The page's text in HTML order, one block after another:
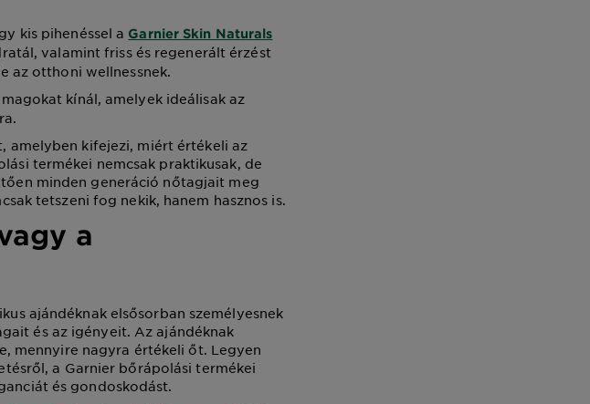
kis pihenéssel a Garnier Skin Naturals
valamint friss és regenerált érzést
az otthoni wellnessnek.
kínál, amelyek ideálisak az
amelyben kifejezi, miért értékeli az
termékei nemcsak praktikusak, de
minden generáció nőtagjait meg
tetszeni fog nekik, hanem hasznos is.
a
ajándéknak elsősorban személyesnek
és az igényeit. Az ajándéknak
mennyire nagyra értékeli őt. Legyen
a Garnier bőrápolási termékei
és gondoskodást.